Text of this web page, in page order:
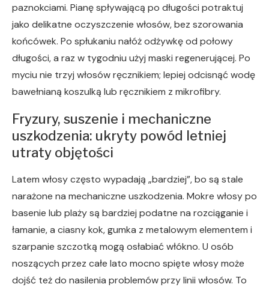
paznokciami. Pianę spływającą po długości potraktuj
jako delikatne oczyszczenie włosów, bez szorowania
końcówek. Po spłukaniu nałóż odżywkę od połowy
długości, a raz w tygodniu użyj maski regenerującej. Po
myciu nie trzyj włosów ręcznikiem; lepiej odcisnąć wodę
bawełnianą koszulką lub ręcznikiem z mikrofibry.
Fryzury, suszenie i mechaniczne
uszkodzenia: ukryty powód letniej
utraty objętości
Latem włosy często wypadają „bardziej”, bo są stale
narażone na mechaniczne uszkodzenia. Mokre włosy po
basenie lub plaży są bardziej podatne na rozciąganie i
łamanie, a ciasny kok, gumka z metalowym elementem i
szarpanie szczotką mogą osłabiać włókno. U osób
noszących przez całe lato mocno spięte włosy może
dojść też do nasilenia problemów przy linii włosów. To